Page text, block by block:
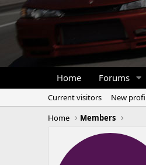
Home Forums
Current visitors New
Home
Members